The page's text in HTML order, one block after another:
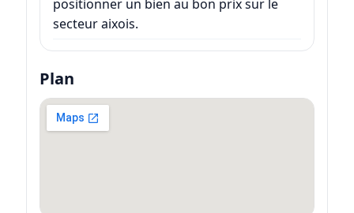
positionner un bien au bon prix sur le
secteur aixois.
Plan